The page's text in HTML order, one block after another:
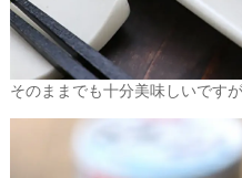
そのままでも十分美味しいです